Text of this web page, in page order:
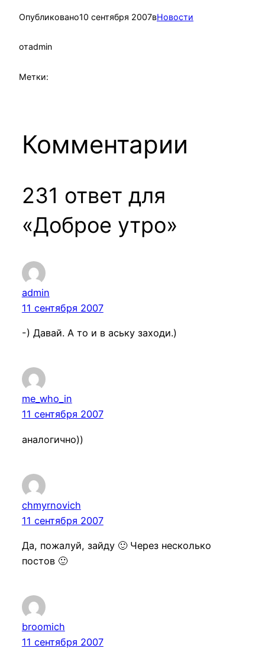
Опубликовано10 сентября 2007вНовости
отadmin
Метки:
Комментарии
231 ответ для
«Доброе утро»
admin
11 сентября 2007
-) Давай. А то и в аську заходи.)
me_who_in
11 сентября 2007
аналогично))
chmyrnovich
11 сентября 2007
Да, пожалуй, зайду 🙂 Через несколько
постов 🙂
broomich
11 сентября 2007